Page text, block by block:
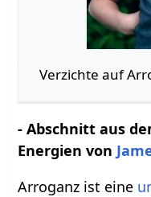
Verzichte auf
- Abschnitt aus
Energien von
Arroganz ist eine